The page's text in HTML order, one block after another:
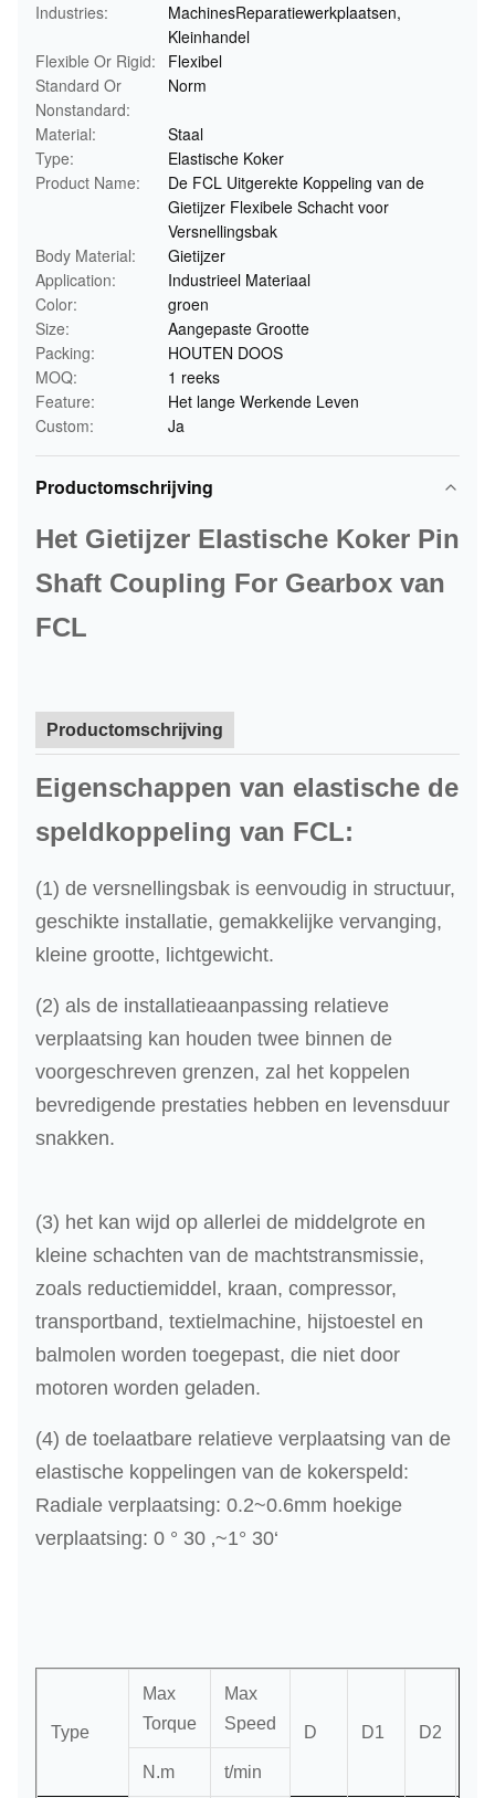
Industries:
MachinesReparatiewerkplaatsen,
Kleinhandel
Flexible Or Rigid:
Flexibel
Standard Or
Nonstandard:
Norm
Material:
Staal
Type:
Elastische Koker
Product Name:
De FCL Uitgerekte Koppeling van de
Gietijzer Flexibele Schacht voor
Versnellingsbak
Body Material:
Gietijzer
Application:
Industrieel Materiaal
Color:
groen
Size:
Aangepaste Grootte
Packing:
HOUTEN DOOS
MOQ:
1 reeks
Feature:
Het lange Werkende Leven
Custom:
Ja
Productomschrijving
Het Gietijzer Elastische Koker Pin
Shaft Coupling For Gearbox van
FCL
Productomschrijving
Eigenschappen van elastische de
speldkoppeling van FCL:
(1) de versnellingsbak is eenvoudig in structuur,
geschikte installatie, gemakkelijke vervanging,
kleine grootte, lichtgewicht.
(2) als de installatieaanpassing relatieve
verplaatsing kan houden twee binnen de
voorgeschreven grenzen, zal het koppelen
bevredigende prestaties hebben en levensduur
snakken.
(3) het kan wijd op allerlei de middelgrote en
kleine schachten van de machtstransmissie,
zoals reductiemiddel, kraan, compressor,
transportband, textielmachine, hijstoestel en
balmolen worden toegepast, die niet door
motoren worden geladen.
(4) de toelaatbare relatieve verplaatsing van de
elastische koppelingen van de kokerspeld:
Radiale verplaatsing: 0.2~0.6mm hoekige
verplaatsing: 0 ° 30 ‚~1° 30‘
Type
Max
Torque
Max
Speed
D D1 D2
N.m t/min